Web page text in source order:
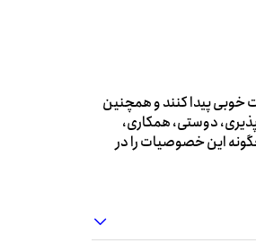
پیدا کنند و همچنین
دوستی، همکاری،
این خصوصیات را در